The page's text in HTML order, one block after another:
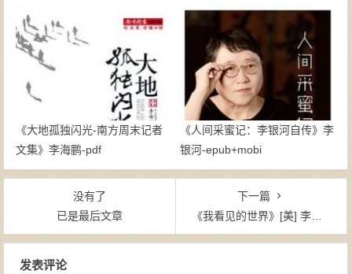
《大地孤独闪光-南方周末记者
文集》李海鹏-pdf
《人间采蜜记：李银河自传》李
银河-epub+mobi
没有了
已是最后文章
下一篇
《我看见的世界》[美] 李飞飞TXT
发表评论